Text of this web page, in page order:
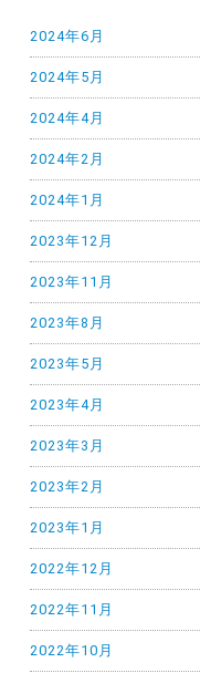
2024年6月
2024年5月
2024年4月
2024年2月
2024年1月
2023年12月
2023年11月
2023年8月
2023年5月
2023年4月
2023年3月
2023年2月
2023年1月
2022年12月
2022年11月
2022年10月